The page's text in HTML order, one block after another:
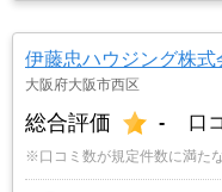
伊藤忠ハウジング株
大阪府大阪市西区
総合評価 - 口
※口コミ数が規定件数に満た